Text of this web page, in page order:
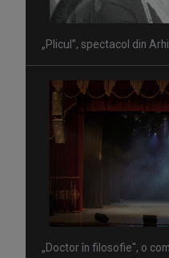
„Plicul”, spectacol din
„Doctor în filosofie", o